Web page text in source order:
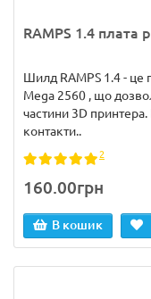
RAMPS 1.4 плата
Шилд RAMPS 1.4 - це
Mega 2560 , що
частини 3D
контакти..
2
160.00грн
В кошик